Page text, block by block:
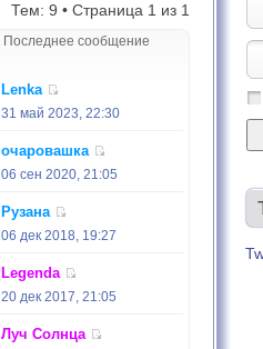
Тем: 9 • Страница 1 из 1
Последнее сообщение
Lenka
31 май 2023, 22:30
очаровашка
06 сен 2020, 21:05
Рузана
06 дек 2018, 19:27
Legenda
20 дек 2017, 21:05
Луч Солнца